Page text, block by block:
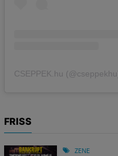
CSEPPEK.hu (@cseppekhu
FRISS
ZENE